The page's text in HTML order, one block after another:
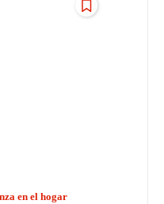
en el hogar